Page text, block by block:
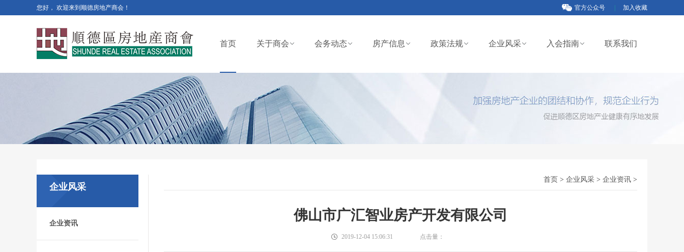
您好， 欢迎来到顺德房地产商会！ 官方公众号 加入收藏
首页 关于商会 会务动态 房产信息 政策法规 企业风采 入会指南 联系我们
企业风采
企业资讯
首页 > 企业风采 > 企业资讯 >
佛山市广汇智业房产开发有限公司
2019-12-04 15:06:31 点击量：